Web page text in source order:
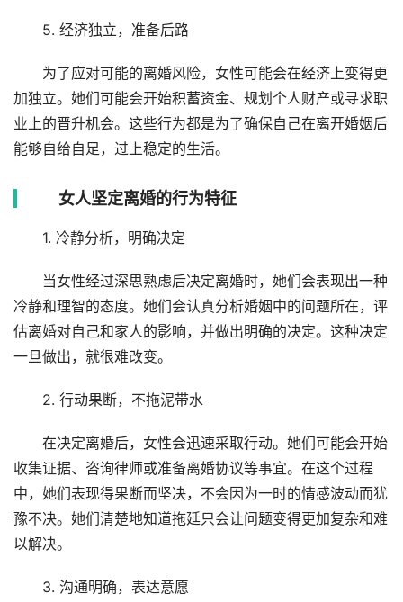
5. 经济独立，准备后路
为了应对可能的离婚风险，女性可能会在经济上变得更
加独立。她们可能会开始积蓄资金、规划个人财产或寻求职
业上的晋升机会。这些行为都是为了确保自己在离开婚姻后
能够自给自足，过上稳定的生活。
女人坚定离婚的行为特征
1. 冷静分析，明确决定
当女性经过深思熟虑后决定离婚时，她们会表现出一种
冷静和理智的态度。她们会认真分析婚姻中的问题所在，评
估离婚对自己和家人的影响，并做出明确的决定。这种决定
一旦做出，就很难改变。
2. 行动果断，不拖泥带水
在决定离婚后，女性会迅速采取行动。她们可能会开始
收集证据、咨询律师或准备离婚协议等事宜。在这个过程
中，她们表现得果断而坚决，不会因为一时的情感波动而犹
豫不决。她们清楚地知道拖延只会让问题变得更加复杂和难
以解决。
3. 沟通明确，表达意愿